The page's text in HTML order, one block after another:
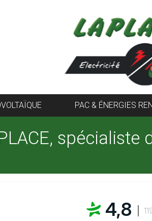
PAC & ÉNERGIES
4,8